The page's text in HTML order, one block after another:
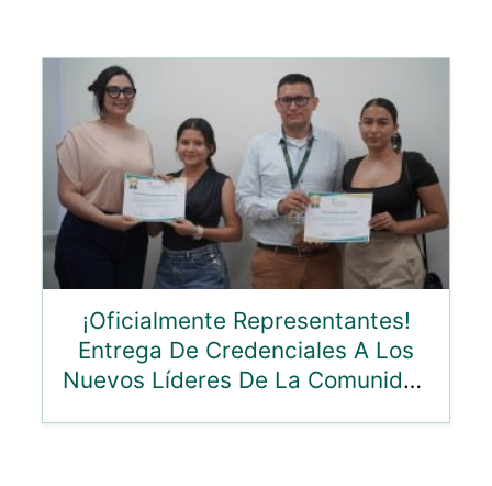
¡Oficialmente Representantes!
Entrega De Credenciales A Los
Nuevos Líderes De La Comunidad